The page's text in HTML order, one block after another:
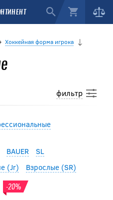
Хоккейная форма игрока
фильтр
BAUER
SL
(Jr) Взрослые (SR)
-20%